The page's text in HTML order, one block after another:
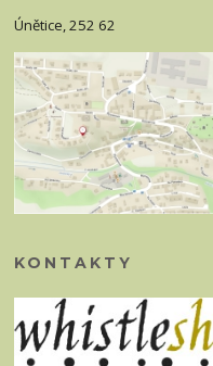
Únětice, 252 62
KONTAKTY